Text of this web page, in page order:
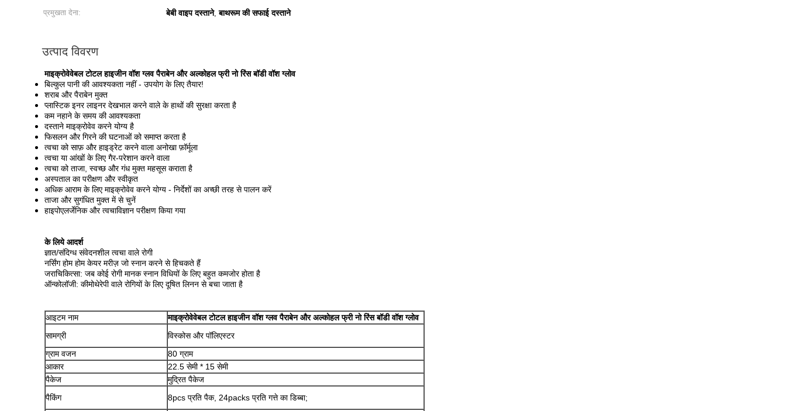
प्रमुखता देना: बेबी वाइप दस्ताने,बाथरूम की सफाई दस्ताने
उत्पाद विवरण
माइक्रोवेवेबल टोटल हाइजीन वॉश ग्लव पैराबेन और अल्कोहल फ्री नो रिंस बॉडी वॉश ग्लोव
बिल्कुल पानी की आवश्यकता नहीं - उपयोग के लिए तैयार!
शराब और पैराबेन मुक्त
प्लास्टिक इनर लाइनर देखभाल करने वाले के हाथों की सुरक्षा करता है
कम नहाने के समय की आवश्यकता
दस्ताने माइक्रोवेव करने योग्य है
फिसलन और गिरने की घटनाओं को समाप्त करता है
त्वचा को साफ़ और हाइड्रेट करने वाला अनोखा फ़ॉर्मूला
त्वचा या आंखों के लिए गैर-परेशान करने वाला
त्वचा को ताजा, स्वच्छ और गंध मुक्त महसूस कराता है
अस्पताल का परीक्षण और स्वीकृत
अधिक आराम के लिए माइक्रोवेव करने योग्य - निर्देशों का अच्छी तरह से पालन करें
ताजा और सुगंधित मुक्त में से चुनें
हाइपोएलर्जेनिक और त्वचाविज्ञान परीक्षण किया गया
के लिये आदर्श
ज्ञात/संदिग्ध संवेदनशील त्वचा वाले रोगी
नर्सिंग होम होम केयर मरीज़ जो स्नान करने से हिचकते हैं
जराचिकित्सा: जब कोई रोगी मानक स्नान विधियों के लिए बहुत कमजोर होता है
ऑन्कोलॉजी: कीमोथेरेपी वाले रोगियों के लिए दूषित लिनन से बचा जाता है
आइटम नाम
माइक्रोवेवेबल टोटल हाइजीन वॉश ग्लव पैराबेन और अल्कोहल फ्री नो रिंस बॉडी वॉश ग्लोव
सामग्री
विस्कोस और पॉलिएस्टर
ग्राम वजन
80 ग्राम
आकार
22.5 सेमी * 15 सेमी
पैकेज
मुद्रित पैकेज
पैकिंग
8pcs प्रति पैक, 24packs प्रति गत्ते का डिब्बा;